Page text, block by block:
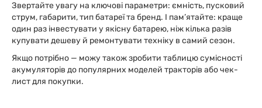
Звертайте увагу на ключові параметри: ємність, пусковий
струм, габарити, тип батареї та бренд. І пам’ятайте: краще
один раз інвестувати у якісну батарею, ніж кілька разів
купувати дешеву й ремонтувати техніку в самий сезон.
Якщо потрібно — можу також зробити таблицю сумісності
акумуляторів до популярних моделей тракторів або чек-
лист для покупки.